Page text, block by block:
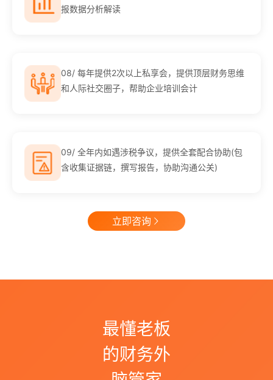
报数据分析解读
08/ 每年提供2次以上私享会，提供顶层财务思维
和人际社交圈子，帮助企业培训会计
09/ 全年内如遇涉税争议，提供全套配合协助(包
含收集证据链，撰写报告，协助沟通公关)
立即咨询
最懂老板
的财务外